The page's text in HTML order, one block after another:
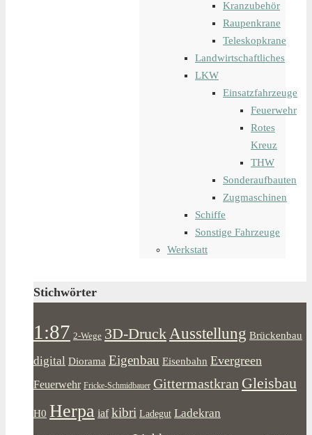
Kranzubehör
Raupenkrane
Teleskopkrane
Landwirtschaftliches
LKW
Einsatzfahrzeuge
Feuerwehr
Rotes
Kreuz
THW
Sonderaufbauten
Zugmaschinen
Schiffe
Sonstige Fahrzeuge
Werkstatt
Stichwörter
1:87 2-Wege 3D-DruckAusstellung Brückenbau
digital Diorama Eigenbau Eisenbahn Evergreen
Feuerwehr Fricke-Schmidbauer Gittermastkran Gleisbau
H0 Herpa iaf kibri Ladegut Ladekran